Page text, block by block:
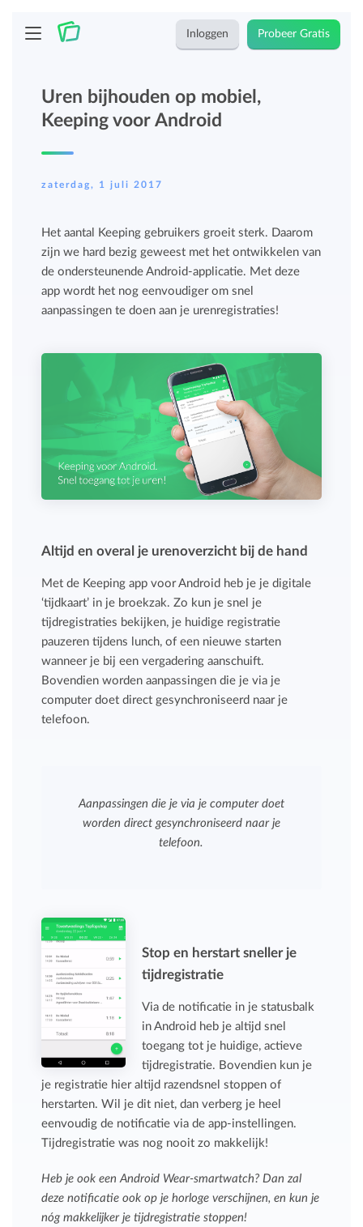
Inloggen Probeer Gratis
Uren bijhouden op mobiel,
Keeping voor Android
zaterdag, 1 juli 2017
Het aantal Keeping gebruikers groeit sterk. Daarom
zijn we hard bezig geweest met het ontwikkelen van
de ondersteunende Android-applicatie. Met deze
app wordt het nog eenvoudiger om snel
aanpassingen te doen aan je urenregistraties!
Altijd en overal je urenoverzicht bij de hand
Met de Keeping app voor Android heb je je digitale
‘tijdkaart’ in je broekzak. Zo kun je snel je
tijdregistraties bekijken, je huidige registratie
pauzeren tijdens lunch, of een nieuwe starten
wanneer je bij een vergadering aanschuift.
Bovendien worden aanpassingen die je via je
computer doet direct gesynchroniseerd naar je
telefoon.
Aanpassingen die je via je computer doet
worden direct gesynchroniseerd naar je
telefoon.
Stop en herstart sneller je
tijdregistratie
Via de notificatie in je statusbalk
in Android heb je altijd snel
toegang tot je huidige, actieve
tijdregistratie. Bovendien kun je
je registratie hier altijd razendsnel stoppen of
herstarten. Wil je dit niet, dan verberg je heel
eenvoudig de notificatie via de app-instellingen.
Tijdregistratie was nog nooit zo makkelijk!
Heb je ook een Android Wear-smartwatch? Dan zal
deze notificatie ook op je horloge verschijnen, en kun je
nóg makkelijker je tijdregistratie stoppen!